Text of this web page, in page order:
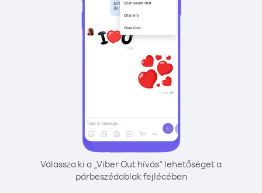
Válassza ki a „Viber Out hívás” lehetőséget a
párbeszédablak fejlécében